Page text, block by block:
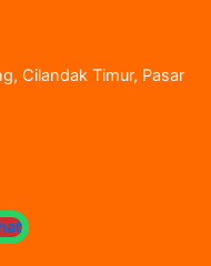
Cilandak Timur, Pasar